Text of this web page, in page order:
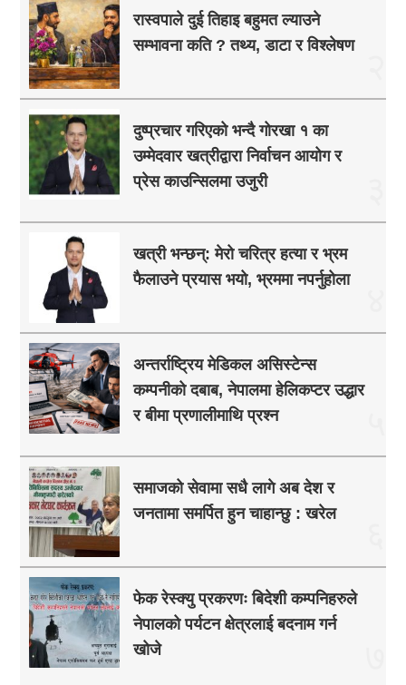
रास्वपाले दुई तिहाइ बहुमत ल्याउने
सम्भावना कति ? तथ्य, डाटा र विश्लेषण
दुष्प्रचार गरिएको भन्दै गोरखा १ का
उम्मेदवार खत्रीद्वारा निर्वाचन आयोग र
प्रेस काउन्सिलमा उजुरी
खत्री भन्छन्: मेरो चरित्र हत्या र भ्रम
फैलाउने प्रयास भयो, भ्रममा नपर्नुहोला
अन्तर्राष्ट्रिय मेडिकल असिस्टेन्स
कम्पनीको दबाब, नेपालमा हेलिकप्टर उद्धार
र बीमा प्रणालीमाथि प्रश्न
समाजको सेवामा सधै लागे अब देश र
जनतामा समर्पित हुन चाहान्छु : खरेल
फेक रेस्क्यु प्रकरणः बिदेशी कम्पनिहरुले
नेपालको पर्यटन क्षेत्रलाई बदनाम गर्न
खोजे